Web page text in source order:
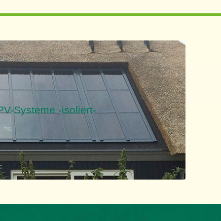
Systeme -isoliert-